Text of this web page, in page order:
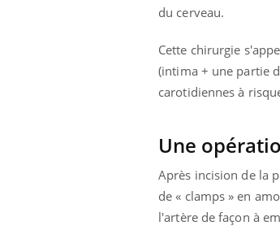
du cerveau.
Cette chirurgie
(intima + une partie
carotidiennes à
Une
Après incision de la
de « clamps » en
l'artère de façon à